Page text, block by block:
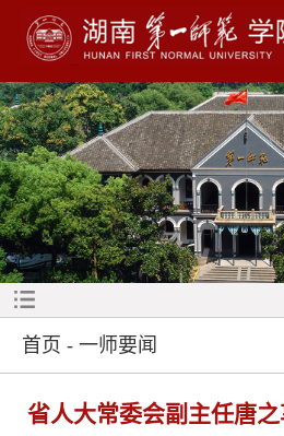
首页 - 一师要闻
省人大常委会副主任唐